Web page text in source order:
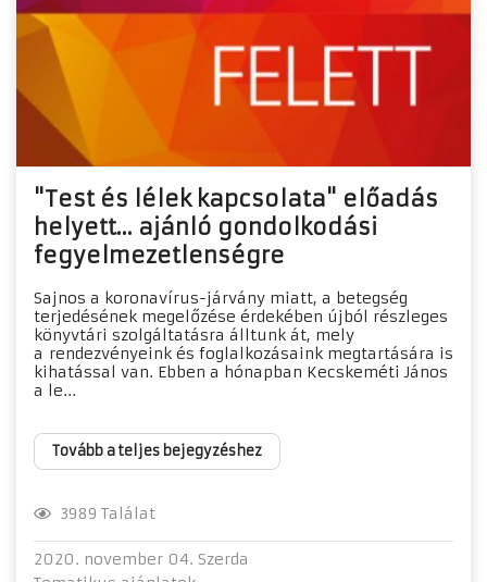
"Test és lélek kapcsolata" előadás
helyett... ajánló gondolkodási
fegyelmezetlenségre
Sajnos a koronavírus-járvány miatt, a betegség
terjedésének megelőzése érdekében újból részleges
könyvtári szolgáltatásra álltunk át, mely
a rendezvényeink és foglalkozásaink megtartására is
kihatással van. Ebben a hónapban Kecskeméti János
a le...
Tovább a teljes bejegyzéshez
3989 Találat
2020. november 04. Szerda